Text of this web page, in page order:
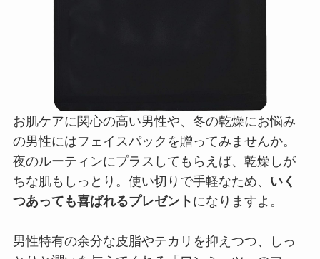
お肌ケアに関心の高い男性や、冬の乾燥にお悩み
の男性にはフェイスパックを贈ってみませんか。
夜のルーティンにプラスしてもらえば、乾燥しが
ちな肌もしっとり。使い切りで手軽なため、 いく
つあっても喜ばれるプレゼント になりますよ。
男性特有の余分な皮脂やテカリを抑えつつ、しっ